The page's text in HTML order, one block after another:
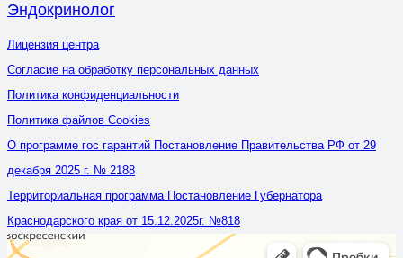
Эндокринолог
Лицензия центра
Согласие на обработку персональных данных
Политика конфиденциальности
Политика файлов Cookies
О программе гос гарантий Постановление Правительства РФ от 29
декабря 2025 г. № 2188
Территориальная программа Постановление Губернатора
Краснодарского края от 15.12.2025г. №818